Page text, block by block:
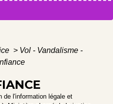
> Vol - Vandalisme -
de l'information légale et